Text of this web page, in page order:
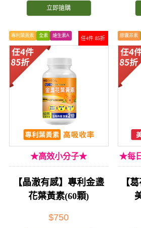
立即搶購
任4件 85折
專利葉黃素 全素 維生素A
★高效小分子★
【晶澈有感】專利金盞
花葉黃素(60顆)
$750
膠囊非素
★每
【